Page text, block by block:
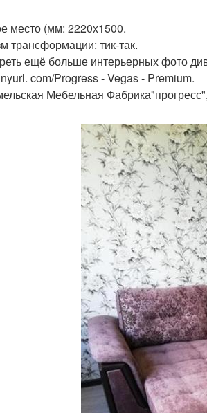
место (мм: 2220x1500.
трансформации: тик-так.
ещё больше интерьерных фото
com/Progress - Vegas - Premium.
Мебельная